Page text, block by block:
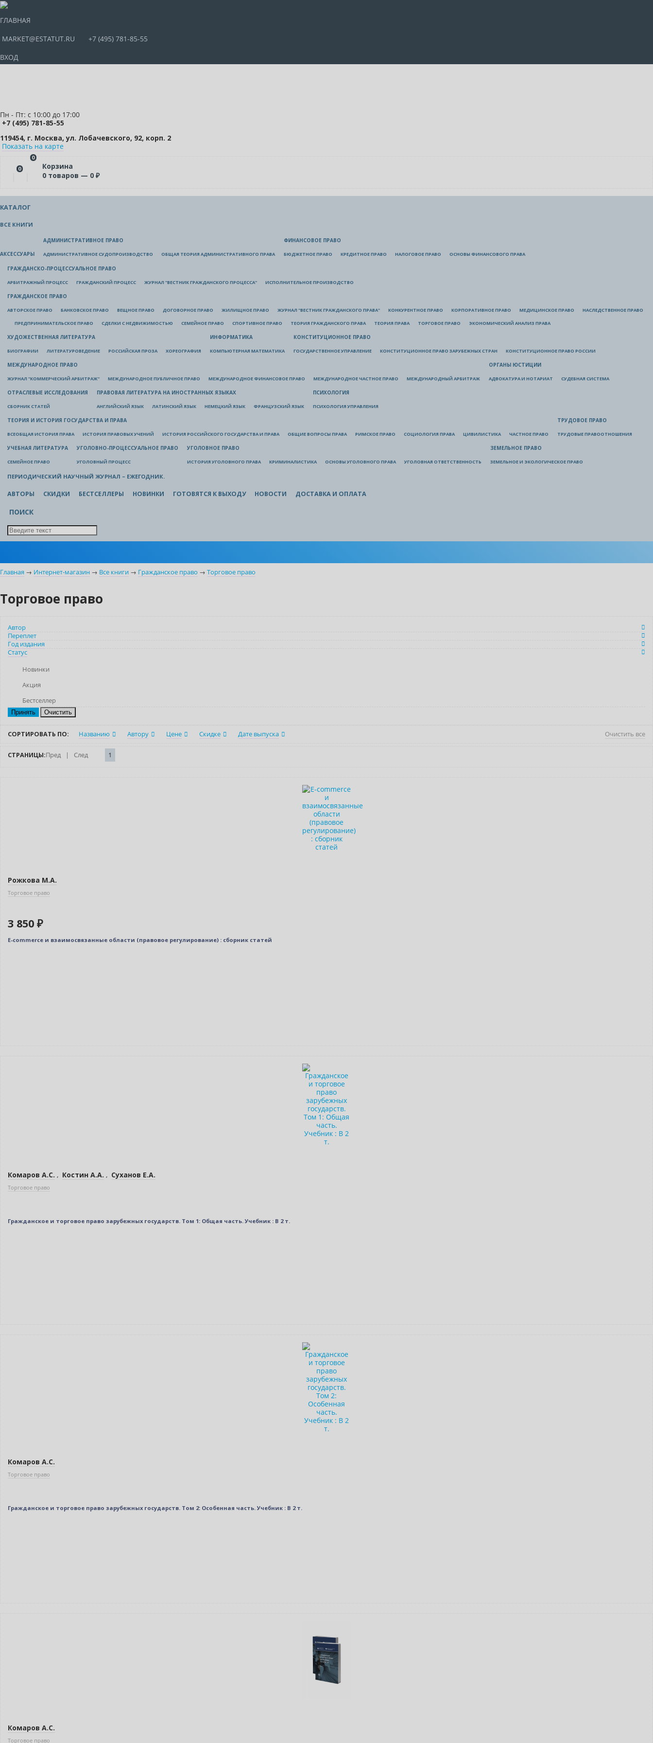
ГЛАВНАЯ
MARKET@ESTATUT.RU
+7 (495) 781-85-55
ВХОД
Пн - Пт: с 10:00 до 17:00
+7 (495) 781-85-55
119454, г. Москва, ул. Лобачевского, 92, корп. 2
Показать на карте
0
0
Корзина
0 товаров — 0 ₽
КАТАЛОГ
ВСЕ КНИГИ
АКСЕССУАРЫ
АДМИНИСТРАТИВНОЕ ПРАВО
АДМИНИСТРАТИВНОЕ СУДОПРОИЗВОДСТВО ОБЩАЯ ТЕОРИЯ АДМИНИСТРАТИВНОГО ПРАВА
ФИНАНСОВОЕ ПРАВО
БЮДЖЕТНОЕ ПРАВО КРЕДИТНОЕ ПРАВО НАЛОГОВОЕ ПРАВО ОСНОВЫ ФИНАНСОВОГО ПРАВА
ГРАЖДАНСКО-ПРОЦЕССУАЛЬНОЕ ПРАВО
АРБИТРАЖНЫЙ ПРОЦЕСС ГРАЖДАНСКИЙ ПРОЦЕСС ЖУРНАЛ "ВЕСТНИК ГРАЖДАНСКОГО ПРОЦЕССА" ИСПОЛНИТЕЛЬНОЕ ПРОИЗВОДСТВО
ГРАЖДАНСКОЕ ПРАВО
АВТОРСКОЕ ПРАВО БАНКОВСКОЕ ПРАВО ВЕЩНОЕ ПРАВО ДОГОВОРНОЕ ПРАВО ЖИЛИЩНОЕ ПРАВО ЖУРНАЛ "ВЕСТНИК ГРАЖДАНСКОГО ПРАВА" КОНКУРЕНТНОЕ ПРАВО КОРПОРАТИВНОЕ ПРАВО МЕДИЦИНСКОЕ ПРАВО НАСЛЕДСТВЕННОЕ ПРАВО
ПРЕДПРИНИМАТЕЛЬСКОЕ ПРАВО СДЕЛКИ С НЕДВИЖИМОСТЬЮ СЕМЕЙНОЕ ПРАВО СПОРТИВНОЕ ПРАВО ТЕОРИЯ ГРАЖДАНСКОГО ПРАВА ТЕОРИЯ ПРАВА ТОРГОВОЕ ПРАВО ЭКОНОМИЧЕСКИЙ АНАЛИЗ ПРАВА
ХУДОЖЕСТВЕННАЯ ЛИТЕРАТУРА
БИОГРАФИИ ЛИТЕРАТУРОВЕДЕНИЕ РОССИЙСКАЯ ПРОЗА ХОРЕОГРАФИЯ
ИНФОРМАТИКА
КОМПЬЮТЕРНАЯ МАТЕМАТИКА
КОНСТИТУЦИОННОЕ ПРАВО
ГОСУДАРСТВЕННОЕ УПРАВЛЕНИЕ КОНСТИТУЦИОННОЕ ПРАВО ЗАРУБЕЖНЫХ СТРАН КОНСТИТУЦИОННОЕ ПРАВО РОССИИ
МЕЖДУНАРОДНОЕ ПРАВО
ЖУРНАЛ "КОММЕРЧЕСКИЙ АРБИТРАЖ" МЕЖДУНАРОДНОЕ ПУБЛИЧНОЕ ПРАВО МЕЖДУНАРОДНОЕ ФИНАНСОВОЕ ПРАВО МЕЖДУНАРОДНОЕ ЧАСТНОЕ ПРАВО МЕЖДУНАРОДНЫЙ АРБИТРАЖ
ОРГАНЫ ЮСТИЦИИ
АДВОКАТУРА И НОТАРИАТ СУДЕБНАЯ СИСТЕМА
ОТРАСЛЕВЫЕ ИССЛЕДОВАНИЯ
СБОРНИК СТАТЕЙ
ПРАВОВАЯ ЛИТЕРАТУРА НА ИНОСТРАННЫХ ЯЗЫКАХ
АНГЛИЙСКИЙ ЯЗЫК ЛАТИНСКИЙ ЯЗЫК НЕМЕЦКИЙ ЯЗЫК ФРАНЦУЗСКИЙ ЯЗЫК
ПСИХОЛОГИЯ
ПСИХОЛОГИЯ УПРАВЛЕНИЯ
ТЕОРИЯ И ИСТОРИЯ ГОСУДАРСТВА И ПРАВА
ВСЕОБЩАЯ ИСТОРИЯ ПРАВА ИСТОРИЯ ПРАВОВЫХ УЧЕНИЙ ИСТОРИЯ РОССИЙСКОГО ГОСУДАРСТВА И ПРАВА ОБЩИЕ ВОПРОСЫ ПРАВА РИМСКОЕ ПРАВО СОЦИОЛОГИЯ ПРАВА ЦИВИЛИСТИКА ЧАСТНОЕ ПРАВО
ТРУДОВОЕ ПРАВО
ТРУДОВЫЕ ПРАВООТНОШЕНИЯ
УЧЕБНАЯ ЛИТЕРАТУРА
СЕМЕЙНОЕ ПРАВО
УГОЛОВНО-ПРОЦЕССУАЛЬНОЕ ПРАВО
УГОЛОВНЫЙ ПРОЦЕСС
УГОЛОВНОЕ ПРАВО
ИСТОРИЯ УГОЛОВНОГО ПРАВА КРИМИНАЛИСТИКА ОСНОВЫ УГОЛОВНОГО ПРАВА УГОЛОВНАЯ ОТВЕТСТВЕННОСТЬ
ЗЕМЕЛЬНОЕ ПРАВО
ЗЕМЕЛЬНОЕ И ЭКОЛОГИЧЕСКОЕ ПРАВО
ПЕРИОДИЧЕСКИЙ НАУЧНЫЙ ЖУРНАЛ – ЕЖЕГОДНИК.
АВТОРЫ СКИДКИ БЕСТСЕЛЛЕРЫ НОВИНКИ ГОТОВЯТСЯ К ВЫХОДУ НОВОСТИ ДОСТАВКА И ОПЛАТА
ПОИСК
Главная → Интернет-магазин → Все книги → Гражданское право → Торговое право
Торговое право
Автор
Переплет
Год издания
Статус
Новинки
Акция
Бестселлер
Очистить
СОРТИРОВАТЬ ПО: Названию Автору Цене Скидке Дате выпуска Очистить все
СТРАНИЦЫ:Пред | След 1
Рожкова М.А.
Торговое право
3 850 ₽
E-commerce и взаимосвязанные области (правовое регулирование) : сборник статей
Комаров А.С. , Костин А.А. , Суханов Е.А.
Торговое право
Гражданское и торговое право зарубежных государств. Том 1: Общая часть. Учебник : В 2 т.
Комаров А.С.
Торговое право
Гражданское и торговое право зарубежных государств. Том 2: Особенная часть. Учебник : В 2 т.
Комаров А.С.
Торговое право